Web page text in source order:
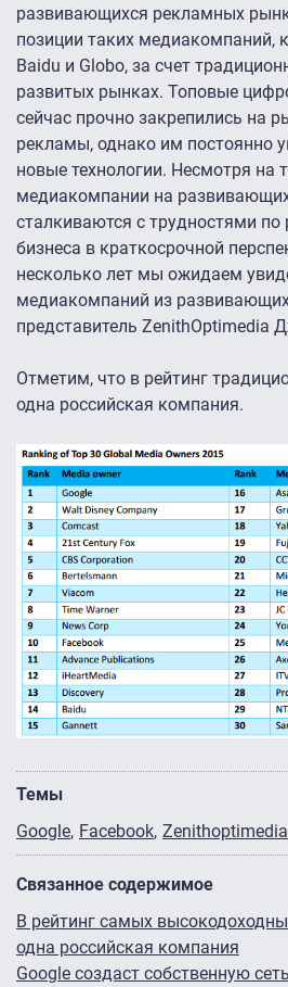
развивающихся рекламных
позиции таких медиакомпаний,
Baidu и Globo, за счет
развитых рынках. Топовые
сейчас прочно закрепились на
рекламы, однако им постоянно
новые технологии. Несмотря на
медиакомпании на
сталкиваются с трудностями
бизнеса в краткосрочной
несколько лет мы ожидаем
медиакомпаний из
представитель ZenithOptimedia
Отметим, что в рейтинг
одна российская компания.
Темы
Google Facebook Zenithoptimedia
Связанное содержимое
В рейтинг самых
одна российская компания
Google создаст собственную